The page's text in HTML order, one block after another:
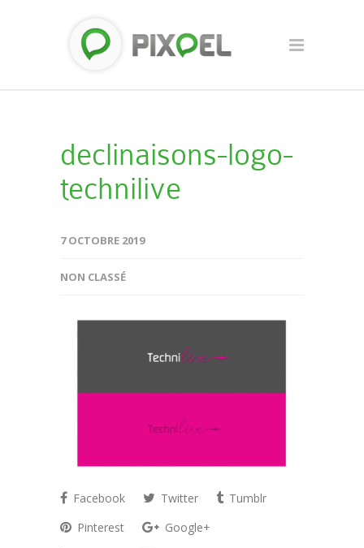
declinaisons-logo-
technilive
7 OCTOBRE 2019
NON CLASSÉ
Facebook Twitter
Tumblr
Pinterest
Google+